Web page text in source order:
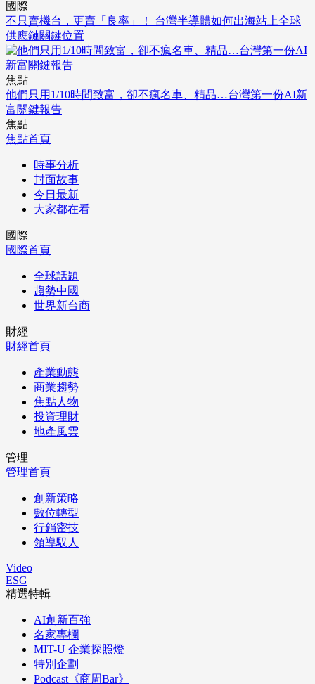
國際
不只賣機台，更賣「良率」！ 台灣半導體如何出海站上全球
供應鏈關鍵位置
焦點
他們只用1/10時間致富，卻不瘋名車、精品…台灣第一份AI新
富關鍵報告
焦點
焦點首頁
時事分析
封面故事
今日最新
大家都在看
國際
國際首頁
全球話題
趨勢中國
世界新台商
財經
財經首頁
產業動態
商業趨勢
焦點人物
投資理財
地產風雲
管理
管理首頁
創新策略
數位轉型
行銷密技
領導馭人
Video
ESG
精選特輯
AI創新百強
名家專欄
MIT-U 企業探照燈
特別企劃
Podcast《商周Bar》